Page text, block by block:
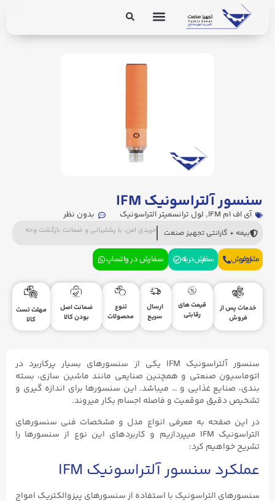
سنسور آلتراسونیک IFM
آی اف ام IFM , لول ترانسمیتر التراسونیک بدون نظر
بیمه + گارانتی تجهیز صنعت خریدی امن، با پشتیبانی و ضمانت بازگشت وجه
مشاوره فروش سفارش در بله سفارش در واتساپ
خدمات پس از
فروش
قیمت های
رقابتی
ارسال
سریع
تنوع
محصولات
ضمانت اصل
بودن کالا
مهلت تست
کالا
سنسور آلتراسونیک IFM یکی از سنسورهای بسیار پرکاربرد در
اتوماسیون صنعتی و همچنین صنایعی مانند ماشین سازی، بسته
بندی، صنایع غذایی و … میباشد. این سنسورها برای اندازه گیری و
تشخیص دقیق موقعیت و فاصله اجسام بکار میروند.
در این صفحه به معرفی انواع مدل و مشخصات فنی سنسورهای
التراسونیک IFM میپردازیم و کاربردهای این نوع از سنسورها را
تشریح خواهیم کرد:
عملکرد سنسور آلتراسونیک IFM
سنسورهای التراسونیک با استفاده از سنسورهای پیزوالکتریک امواج